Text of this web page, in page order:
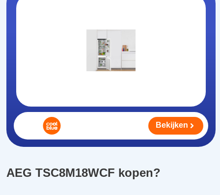
AEG TSC8M18WCF kopen?
Bekijken